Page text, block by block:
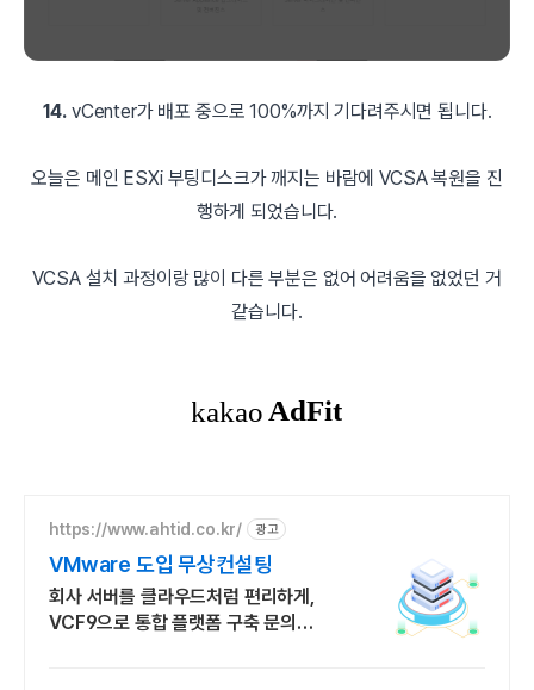
14. vCenter가 배포 중으로 100%까지 기다려주시면 됩니다.
오늘은 메인 ESXi 부팅디스크가 깨지는 바람에 VCSA 복원을 진
행하게 되었습니다.
VCSA 설치 과정이랑 많이 다른 부분은 없어 어려움을 없었던 거
같습니다.
https://www.ahtid.co.kr/ 광고
VMware 도입 무상컨설팅
회사 서버를 클라우드처럼 편리하게,
VCF9으로 통합 플랫폼 구축 문의